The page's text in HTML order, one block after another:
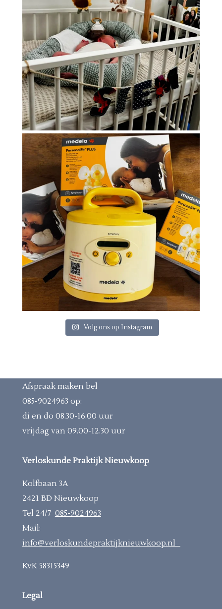
Volg ons op Instagram
Afspraak maken bel
085-9024963 op:
di en do 08.30-16.00 uur
vrijdag van 09.00-12.30 uur
Verloskunde Praktijk Nieuwkoop
Kolfbaan 3A
2421 BD Nieuwkoop
Tel 24/7 085-9024963
Mail:
info@verloskundepraktijknieuwkoop.nl
KvK 58315349
Legal